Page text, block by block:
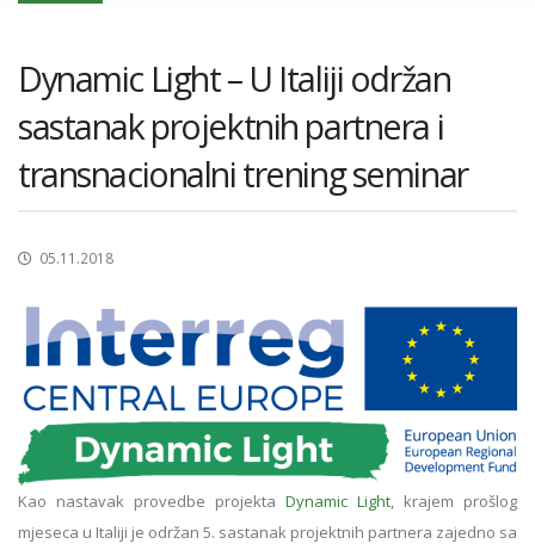
Dynamic Light – U Italiji održan
sastanak projektnih partnera i
transnacionalni trening seminar
05.11.2018
Kao nastavak provedbe projekta Dynamic Light, krajem prošlog
mjeseca u Italiji je održan 5. sastanak projektnih partnera zajedno sa